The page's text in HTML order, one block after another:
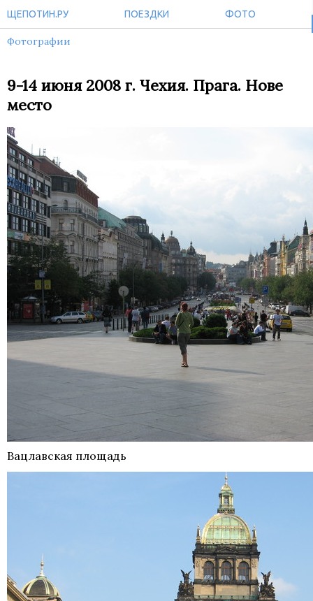
ЩЕПОТИН.РУ ПОЕЗДКИ ФОТО
Фотографии
9-14 июня 2008 г. Чехия. Прага. Нове
место
Вацлавская площадь